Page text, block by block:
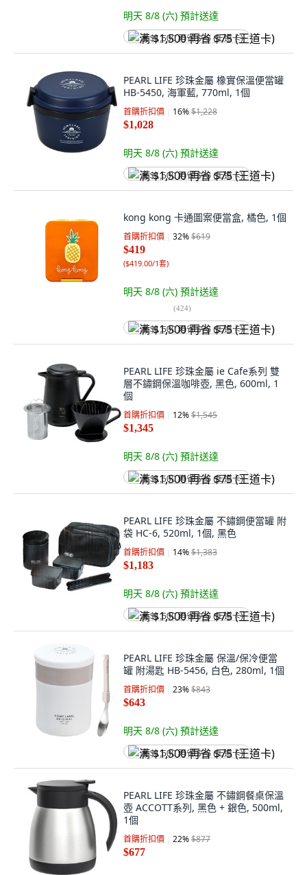
明天 8/8 (六) 預計送達
满 $1,500 再省 $75 (王道卡)
PEARL LIFE 珍珠金屬 橡實保溫便當罐
HB-5450, 海軍藍, 770ml, 1個
首購折扣價 16%$1,228
$1,028
明天 8/8 (六) 預計送達
满 $1,500 再省 $75 (王道卡)
kong kong 卡通圖案便當盒, 橘色, 1個
首購折扣價 32%$619
$419
($419.00/1套)
明天 8/8 (六) 預計送達
(424)
满 $1,500 再省 $75 (王道卡)
PEARL LIFE 珍珠金屬 ie Cafe系列 雙
層不鏽鋼保溫咖啡壺, 黑色, 600ml, 1
個
首購折扣價 12%$1,545
$1,345
明天 8/8 (六) 預計送達
满 $1,500 再省 $75 (王道卡)
PEARL LIFE 珍珠金屬 不鏽鋼便當罐 附
袋 HC-6, 520ml, 1個, 黑色
首購折扣價 14%$1,383
$1,183
明天 8/8 (六) 預計送達
满 $1,500 再省 $75 (王道卡)
PEARL LIFE 珍珠金屬 保溫/保冷便當
罐 附湯匙 HB-5456, 白色, 280ml, 1個
首購折扣價 23%$843
$643
明天 8/8 (六) 預計送達
满 $1,500 再省 $75 (王道卡)
PEARL LIFE 珍珠金屬 不鏽鋼餐桌保溫
壺 ACCOTT系列, 黑色 + 銀色, 500ml,
1個
首購折扣價 22%$877
$677